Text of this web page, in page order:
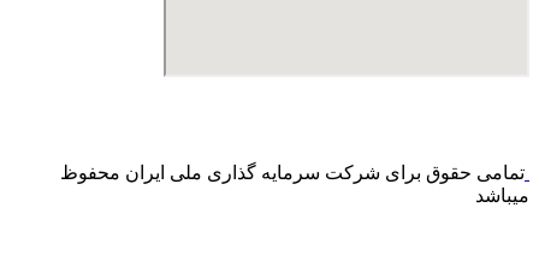
تمامی حقوق برای شرکت سرمایه گذاری ملی ایران محفوظ
میباشد